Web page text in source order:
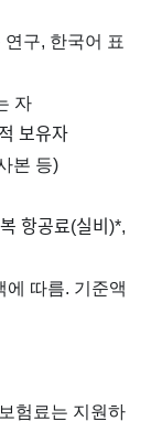
구, 한국어 표
자
보유자
본 등)
항공료(실비)*,
에 따름. 기준액
험료는 지원하